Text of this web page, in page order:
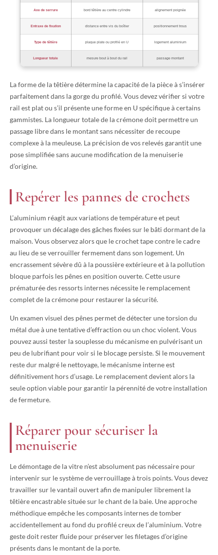
Axe de serrure bord têtière au centre cylindre alignement poignée
Entraxe de fixation distance entre vis du boîtier positionnement trous
Type de têtière plaque plate ou profilé en U logement aluminium
Longueur totale mesure bout à bout du rail passage montant
La forme de la têtière détermine la capacité de la pièce à s’insérer
parfaitement dans la gorge du profilé. Vous devez vérifier si votre
rail est plat ou s’il présente une forme en U spécifique à certains
gammistes. La longueur totale de la crémone doit permettre un
passage libre dans le montant sans nécessiter de recoupe
complexe à la meuleuse. La précision de vos relevés garantit une
pose simplifiée sans aucune modification de la menuiserie
d’origine.
Repérer les pannes de crochets
L’aluminium réagit aux variations de température et peut
provoquer un décalage des gâches fixées sur le bâti dormant de la
maison. Vous observez alors que le crochet tape contre le cadre
au lieu de se verrouiller fermement dans son logement. Un
encrassement sévère dû à la poussière extérieure et à la pollution
bloque parfois les pênes en position ouverte. Cette usure
prématurée des ressorts internes nécessite le remplacement
complet de la crémone pour restaurer la sécurité.
Un examen visuel des pênes permet de détecter une torsion du
métal due à une tentative d’effraction ou un choc violent. Vous
pouvez aussi tester la souplesse du mécanisme en pulvérisant un
peu de lubrifiant pour voir si le blocage persiste. Si le mouvement
reste dur malgré le nettoyage, le mécanisme interne est
définitivement hors d’usage. Le remplacement devient alors la
seule option viable pour garantir la pérennité de votre installation
de fermeture.
Réparer pour sécuriser la
menuiserie
Le démontage de la vitre n’est absolument pas nécessaire pour
intervenir sur le système de verrouillage à trois points. Vous devez
travailler sur le vantail ouvert afin de manipuler librement la
têtière encastrable située sur le chant de la baie. Une approche
méthodique empêche les composants internes de tomber
accidentellement au fond du profilé creux de l’aluminium. Votre
geste doit rester fluide pour préserver les filetages d’origine
présents dans le montant de la porte.